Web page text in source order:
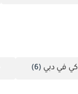
في دبي (6)